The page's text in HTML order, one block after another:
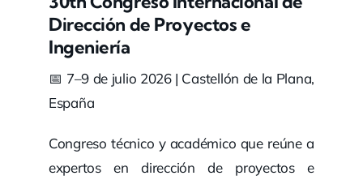
Dirección de Proyectos e
Ingeniería
📅 7–9 de julio 2026 | Castellón de la Plana,
España
Congreso técnico y académico que reúne a
expertos en dirección de proyectos e